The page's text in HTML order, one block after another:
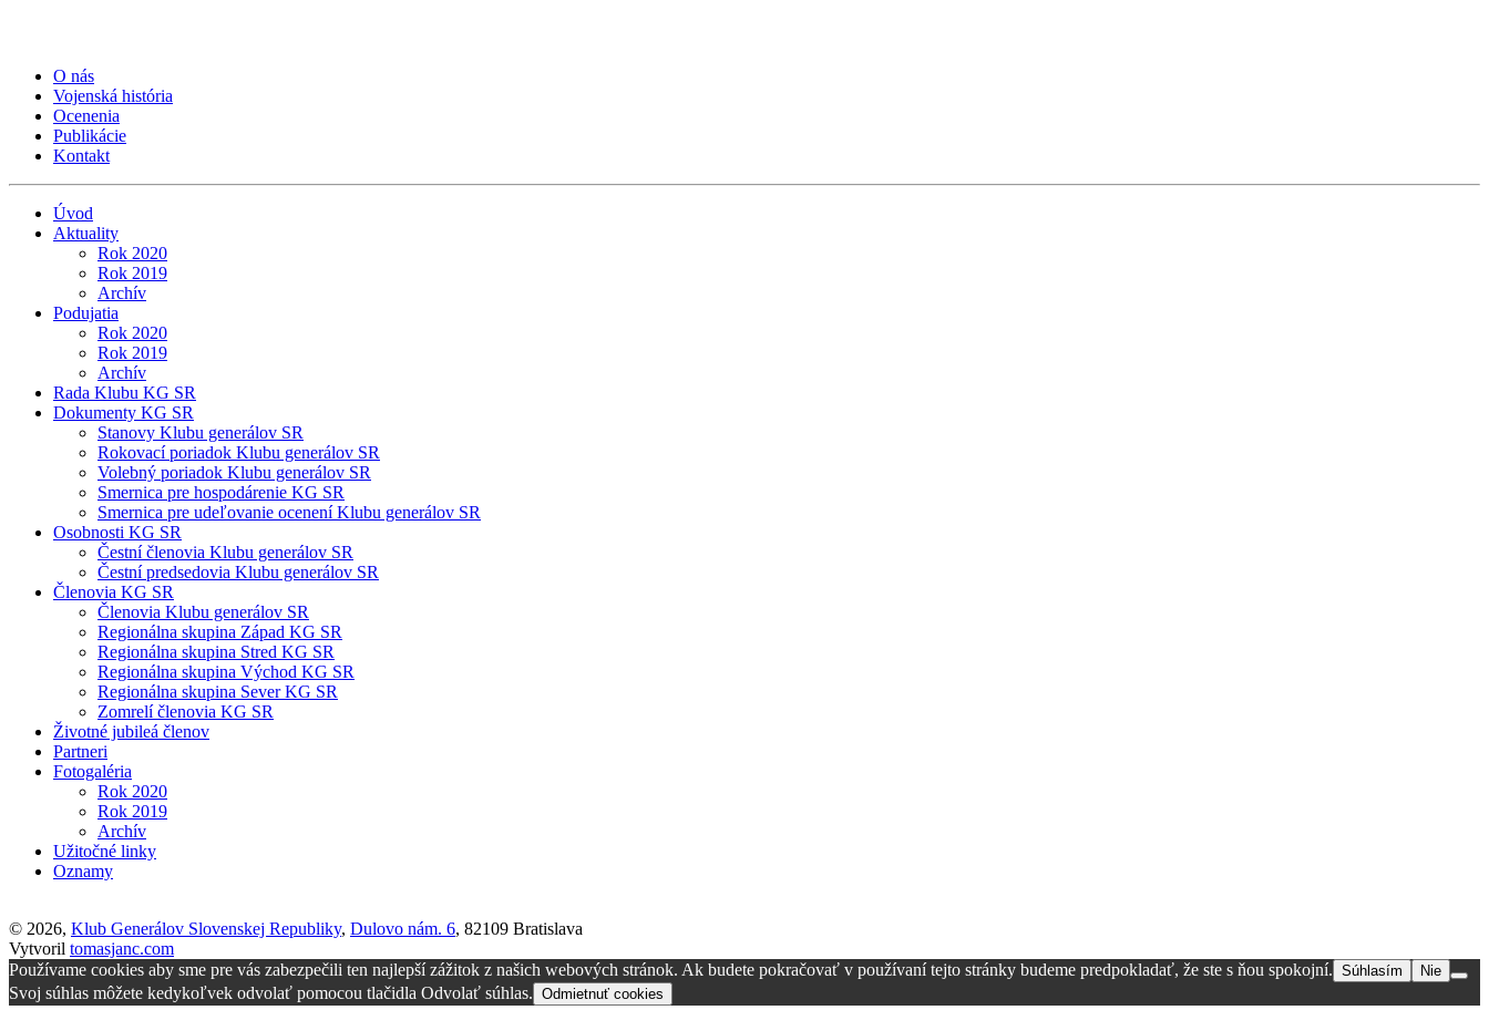
O nás
Vojenská história
Ocenenia
Publikácie
Kontakt
Úvod
Aktuality
Rok 2020
Rok 2019
Archív
Podujatia
Rok 2020
Rok 2019
Archív
Rada Klubu KG SR
Dokumenty KG SR
Stanovy Klubu generálov SR
Rokovací poriadok Klubu generálov SR
Volebný poriadok Klubu generálov SR
Smernica pre hospodárenie KG SR
Smernica pre udeľovanie ocenení Klubu generálov SR
Osobnosti KG SR
Čestní členovia Klubu generálov SR
Čestní predsedovia Klubu generálov SR
Členovia KG SR
Členovia Klubu generálov SR
Regionálna skupina Západ KG SR
Regionálna skupina Stred KG SR
Regionálna skupina Východ KG SR
Regionálna skupina Sever KG SR
Zomrelí členovia KG SR
Životné jubileá členov
Partneri
Fotogaléria
Rok 2020
Rok 2019
Archív
Užitočné linky
Oznamy
© 2026, Klub Generálov Slovenskej Republiky, Dulovo nám. 6, 82109 Bratislava
Vytvoril tomasjanc.com
Používame cookies aby sme pre vás zabezpečili ten najlepší zážitok z našich webových stránok. Ak budete pokračovať v používaní tejto stránky budeme predpokladať, že ste s ňou spokojní. Súhlasím Nie
Svoj súhlas môžete kedykoľvek odvolať pomocou tlačidla Odvolať súhlas. Odmietnuť cookies